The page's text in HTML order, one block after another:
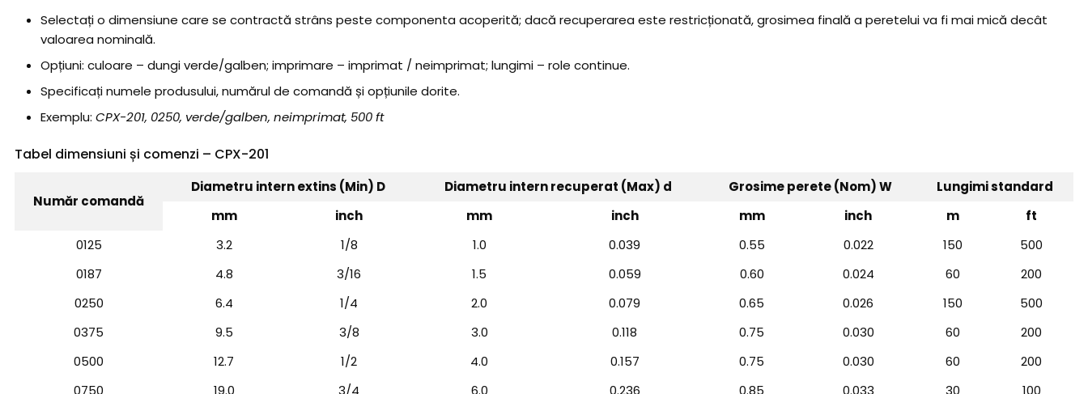
Selectați o dimensiune care se contractă strâns peste componenta acoperită; dacă recuperarea este restricționată, grosimea finală a peretelui va fi mai mică decât
valoarea nominală.
Opțiuni: culoare – dungi verde/galben; imprimare – imprimat / neimprimat; lungimi – role continue.
Specificați numele produsului, numărul de comandă și opțiunile dorite.
Exemplu: CPX-201, 0250, verde/galben, neimprimat, 500 ft
Tabel dimensiuni și comenzi – CPX-201
Număr comandă
Diametru intern extins (Min) D Diametru intern recuperat (Max) d Grosime perete (Nom) W
Lungimi standard
mm
inch mm inch mm inch m
ft
0125
3.2 1/8 1.0 0.039 0.55 0.022 150
500
0187
4.8 3/16 1.5 0.059 0.60 0.024 60
200
0250
6.4 1/4 2.0 0.079 0.65 0.026 150
500
0375
9.5 3/8 3.0 0.118 0.75 0.030 60
200
0500
12.7 1/2 4.0 0.157 0.75 0.030 60
200
0750
19.0 3/4 6.0 0.236 0.85 0.033 30
100